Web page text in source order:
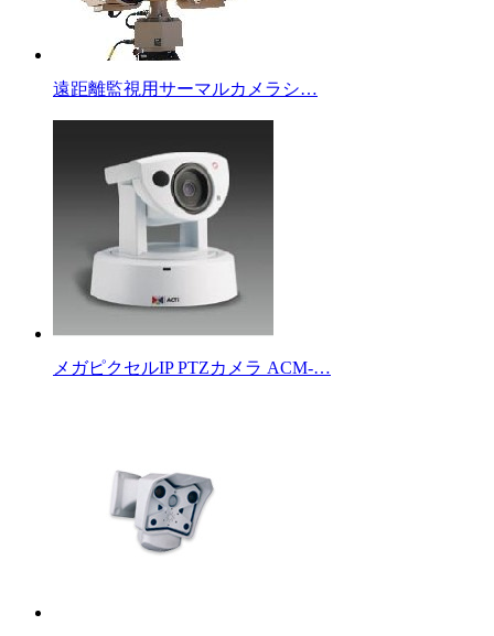
遠距離監視用サーマルカメラシ…
メガピクセルIP PTZカメラ ACM-…